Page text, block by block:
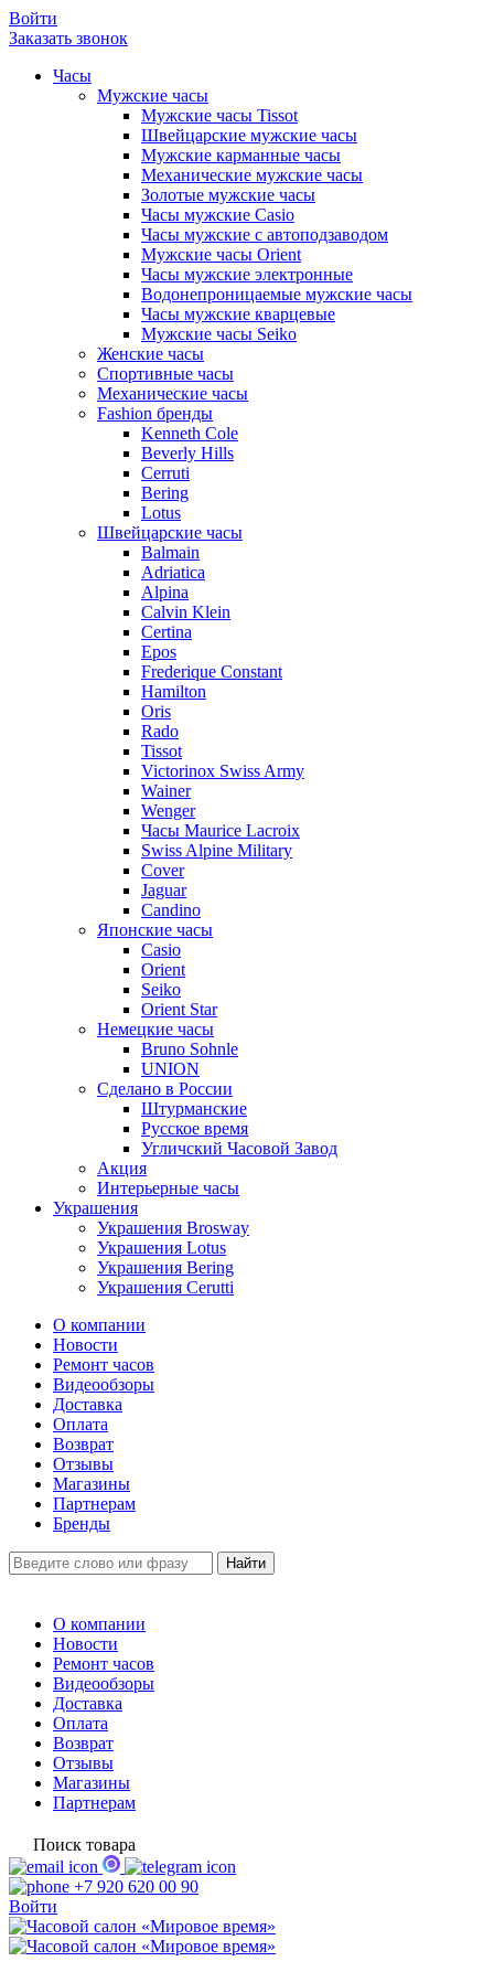
Войти
Заказать звонок
Часы
Мужские часы
Мужские часы Tissot
Швейцарские мужские часы
Мужские карманные часы
Механические мужские часы
Золотые мужские часы
Часы мужские Casio
Часы мужские с автоподзаводом
Мужские часы Orient
Часы мужские электронные
Водонепроницаемые мужские часы
Часы мужские кварцевые
Мужские часы Seiko
Женские часы
Спортивные часы
Механические часы
Fashion бренды
Kenneth Cole
Beverly Hills
Cerruti
Bering
Lotus
Швейцарские часы
Balmain
Adriatica
Alpina
Calvin Klein
Certina
Epos
Frederique Constant
Hamilton
Oris
Rado
Tissot
Victorinox Swiss Army
Wainer
Wenger
Часы Maurice Lacroix
Swiss Alpine Military
Cover
Jaguar
Candino
Японские часы
Casio
Orient
Seiko
Orient Star
Немецкие часы
Bruno Sohnle
UNION
Сделано в России
Штурманские
Русское время
Угличский Часовой Завод
Акция
Интерьерные часы
Украшения
Украшения Brosway
Украшения Lotus
Украшения Bering
Украшения Cerutti
О компании
Новости
Ремонт часов
Видеообзоры
Доставка
Оплата
Возврат
Отзывы
Магазины
Партнерам
Бренды
О компании
Новости
Ремонт часов
Видеообзоры
Доставка
Оплата
Возврат
Отзывы
Магазины
Партнерам
Поиск товара
+7 920 620 00 90
Войти